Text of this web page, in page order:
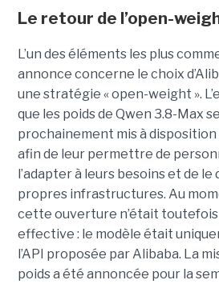
Le retour de l’open-
L’un des éléments les plus
annonce concerne le choix
une stratégie « open-weight ».
que les poids de Qwen 3.8-Max
prochainement mis à
afin de leur permettre de
l’adapter à leurs besoins et de
propres infrastructures. Au
cette ouverture n’était
effective : le modèle était
l’API proposée par Alibaba. La
poids a été annoncée pour la